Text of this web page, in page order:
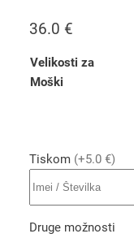
36.0 €
Velikosti za
Moški
Tiskom (+5.0 €)
Druge možnosti